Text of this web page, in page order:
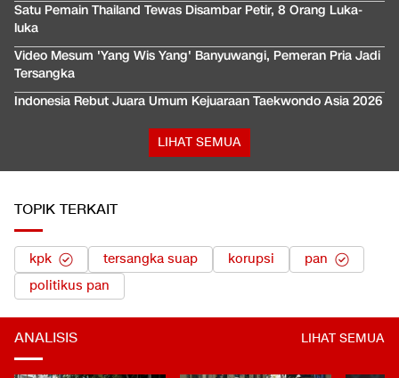
Satu Pemain Thailand Tewas Disambar Petir, 8 Orang Luka-
luka
Video Mesum 'Yang Wis Yang' Banyuwangi, Pemeran Pria Jadi
Tersangka
Indonesia Rebut Juara Umum Kejuaraan Taekwondo Asia 2026
LIHAT SEMUA
TOPIK TERKAIT
kpk tersangka suap korupsi
pan
politikus pan
ANALISIS LIHAT SEMUA